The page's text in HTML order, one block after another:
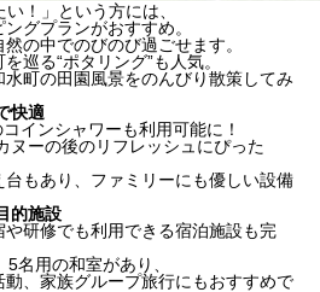
！」という方には、
グプランがおすすめ。
の中でのびのび過ごせます。
巡る“ポタリング”も人気。
町の田園風景をのんびり散策してみ
快適
インシャワーも利用可能に！
ヌーの後のリフレッシュにぴった
もあり、ファミリーにも優しい設備
的施設
研修でも利用できる宿泊施設も完
名用の和室があり、
、家族グループ旅行にもおすすめで